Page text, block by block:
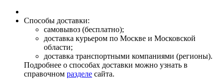
Способы доставки:
самовывоз (бесплатно);
доставка курьером по Москве и Московской
области;
доставка транспортными компаниями (регионы).
Подробнее о способах доставки можно узнать в
справочном разделе сайта.